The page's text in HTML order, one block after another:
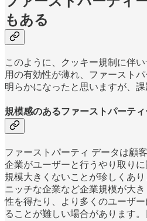
もある
このように、クッキー規制に伴
用の有効性が薄れ、ファースト
明らかになったと思いますが、課
規模感のあるファーストパーテ
ファーストパーティ データは顧
企業がユーザーと行うやり取り
規模大きくないことが珍しくあ
ニッチな企業など企業規模が大
性を得たり、より多くのユーザ
ることが難しい場合があります